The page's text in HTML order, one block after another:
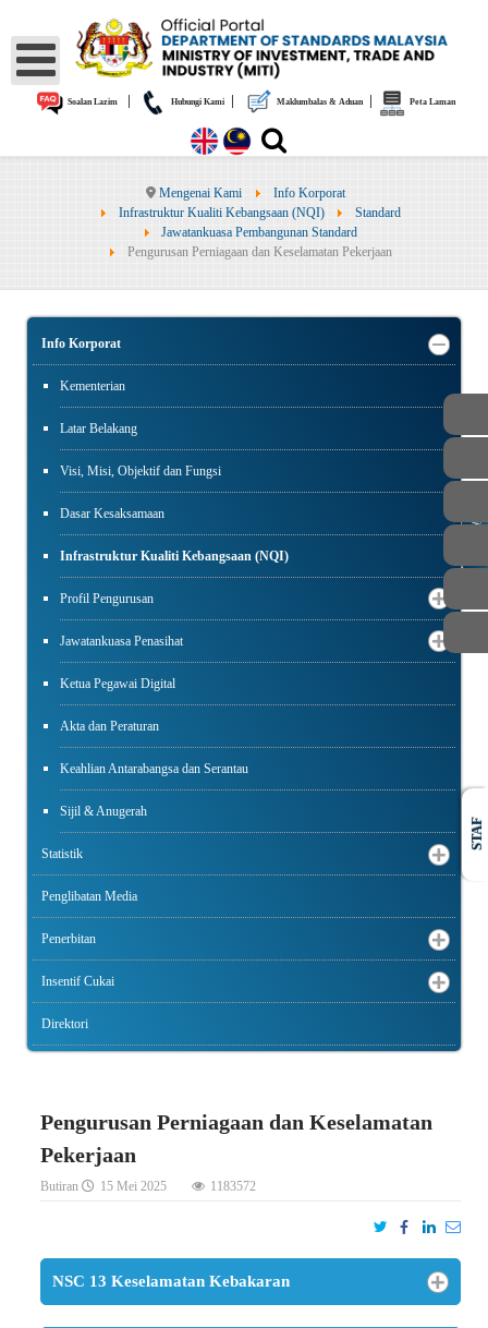
Soalan Lazim| Hubungi Kami| Maklumbalas & Aduan| Peta Laman
Mengenai Kami
Info Korporat
Infrastruktur Kualiti Kebangsaan (NQI)
Standard
Jawatankuasa Pembangunan Standard
Pengurusan Perniagaan dan Keselamatan Pekerjaan
Info Korporat
Kementerian
Latar Belakang
Visi, Misi, Objektif dan Fungsi
Dasar Kesaksamaan
Infrastruktur Kualiti Kebangsaan (NQI)
Profil Pengurusan
Jawatankuasa Penasihat
Ketua Pegawai Digital
Akta dan Peraturan
Keahlian Antarabangsa dan Serantau
Sijil & Anugerah
Statistik
Penglibatan Media
Penerbitan
Insentif Cukai
Direktori
Pengurusan Perniagaan dan Keselamatan
Pekerjaan
Butiran 15 Mei 2025 1183572
NSC 13 Keselamatan Kebakaran
STAF